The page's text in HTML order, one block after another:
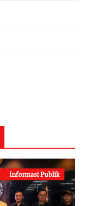
Informasi Publik